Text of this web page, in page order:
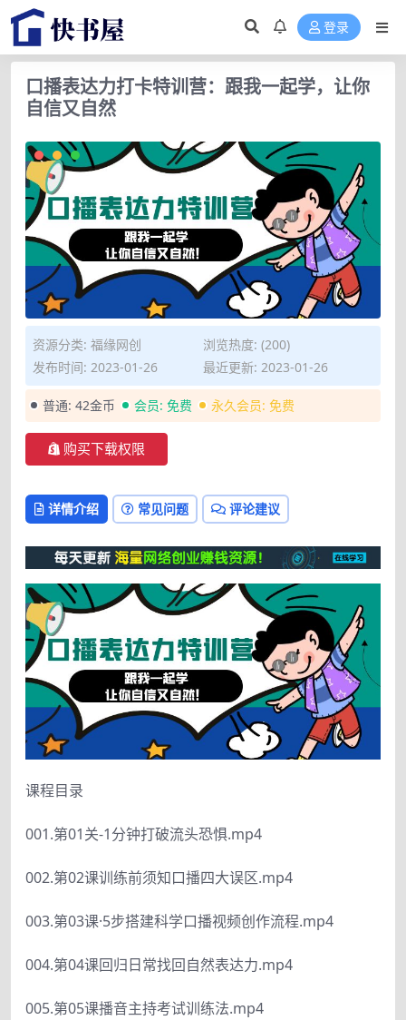
登录
口播表达力打卡特训营：跟我一起学，让你
自信又自然
资源分类: 福缘网创
浏览热度: (200)
发布时间: 2023-01-26
最近更新: 2023-01-26
普通: 42金币 会员: 免费 永久会员: 免费
购买下载权限
详情介绍 常见问题 评论建议
课程目录
001.第01关-1分钟打破流头恐惧.mp4
002.第02课训练前须知口播四大误区.mp4
003.第03课·5步搭建科学口播视频创作流程.mp4
004.第04课回归日常找回自然表达力.mp4
005.第05课播音主持考试训练法.mp4